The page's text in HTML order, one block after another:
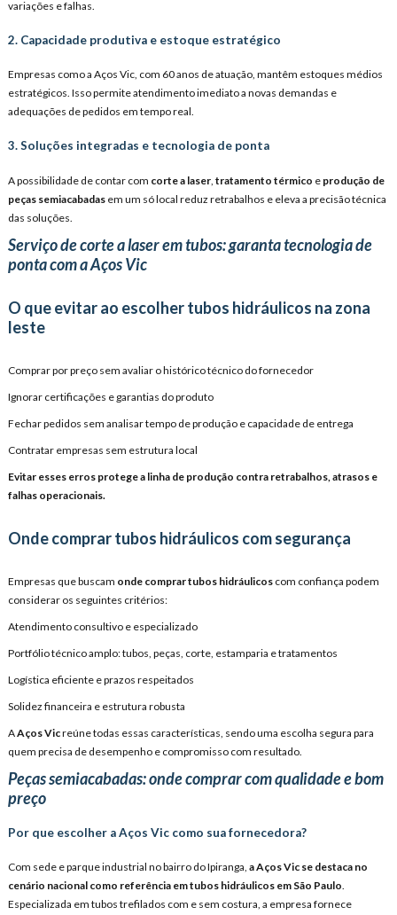
variações e falhas.
2. Capacidade produtiva e estoque estratégico
Empresas como a Aços Vic, com 60 anos de atuação, mantêm estoques médios
estratégicos. Isso permite atendimento imediato a novas demandas e
adequações de pedidos em tempo real.
3. Soluções integradas e tecnologia de ponta
A possibilidade de contar com corte a laser tratamento térmico e produção de
peças semiacabadas em um só local reduz retrabalhos e eleva a precisão técnica
das soluções.
Serviço de corte a laser em tubos: garanta tecnologia de
ponta com a Aços Vic
O que evitar ao escolher tubos hidráulicos na zona
leste
Comprar por preço sem avaliar o histórico técnico do fornecedor
Ignorar certificações e garantias do produto
Fechar pedidos sem analisar tempo de produção e capacidade de entrega
Contratar empresas sem estrutura local
Evitar esses erros protege a linha de produção contra retrabalhos, atrasos e
falhas operacionais.
Onde comprar tubos hidráulicos com segurança
Empresas que buscam onde comprar tubos hidráulicos com confiança podem
considerar os seguintes critérios:
Atendimento consultivo e especializado
Portfólio técnico amplo: tubos, peças, corte, estamparia e tratamentos
Logística eficiente e prazos respeitados
Solidez financeira e estrutura robusta
AAços Vicreúne todas essas características, sendo uma escolha segura para
quem precisa de desempenho e compromisso com resultado.
Peças semiacabadas: onde comprar com qualidade e bom
preço
Por que escolher a Aços Vic como sua fornecedora?
Com sede e parque industrial no bairro do Ipiranga, a Aços Vic se destaca no
cenário nacional como referência emtubos hidráulicos em São Paulo.
Especializada em tubos trefilados com e sem costura, a empresa fornece